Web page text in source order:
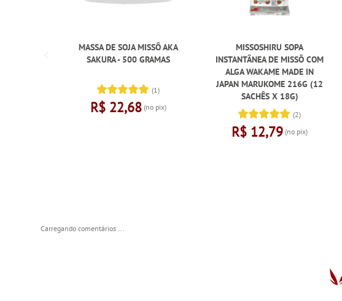
MASSA DE SOJA MISSÔ AKA
SAKURA - 500 GRAMAS
(1)
R$ 22,68 (no pix)
MISSOSHIRU SOPA
INSTANTÂNEA DE MISSÔ COM
ALGA WAKAME MADE IN
JAPAN MARUKOME 216G (12
SACHÊS X 18G)
(2)
R$ 12,79 (no pix)
Carregando comentários ...